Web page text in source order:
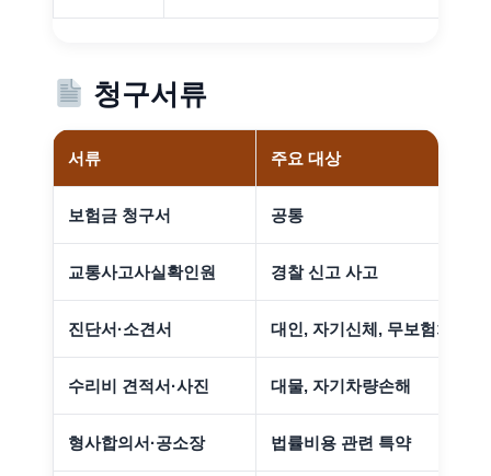
청구서류
서류 주요 대상
보험금 청구서 공통
교통사고사실확인원 경찰 신고 사고
진단서·소견서 대인, 자기신체, 무보험차상해
수리비 견적서·사진 대물, 자기차량손해
형사합의서·공소장 법률비용 관련 특약